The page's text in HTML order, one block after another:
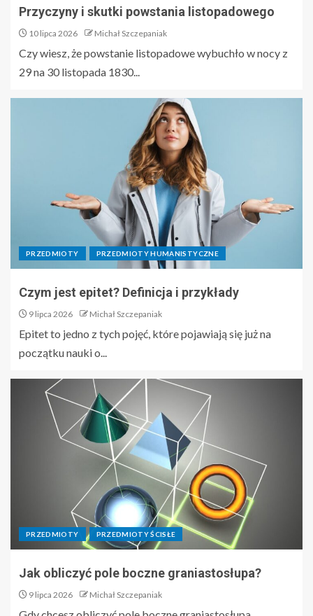
Przyczyny i skutki powstania listopadowego
10 lipca 2026 Michał Szczepaniak
Czy wiesz, że powstanie listopadowe wybuchło w nocy z
29 na 30 listopada 1830...
PRZEDMIOTY PRZEDMIOTY HUMANISTYCZNE
Czym jest epitet? Definicja i przykłady
9 lipca 2026 Michał Szczepaniak
Epitet to jedno z tych pojęć, które pojawiają się już na
początku nauki o...
PRZEDMIOTY PRZEDMIOTY ŚCISŁE
Jak obliczyć pole boczne graniastosłupa?
9 lipca 2026 Michał Szczepaniak